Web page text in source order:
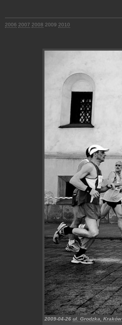
2006 2007 2008 2009 2010
2009-04-26 ul. Grodzka, Kraków